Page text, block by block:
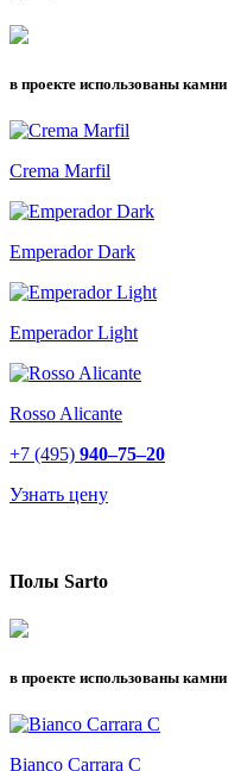
в проекте использованы камни
Crema Marfil
Emperador Dark
Emperador Light
Rosso Alicante
+7 (495) 940–75–20
Узнать цену
Полы Sarto
в проекте использованы камни
Bianco Carrara C